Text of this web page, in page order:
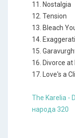
11. Nostalgia
12. Tension
13. Bleach
14.
15.
16. Divorce
17. Love's a
The Karelia -
народа 320